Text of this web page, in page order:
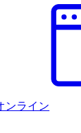
ンライン